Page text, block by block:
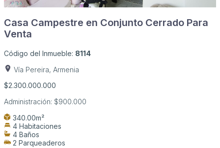
Casa Campestre en Conjunto Cerrado Para
Venta
Código del Inmueble: 8114
Vía Pereira, Armenia
$2.300.000.000
Administración: $900.000
340.00m²
4 Habitaciones
4 Baños
2 Parqueaderos